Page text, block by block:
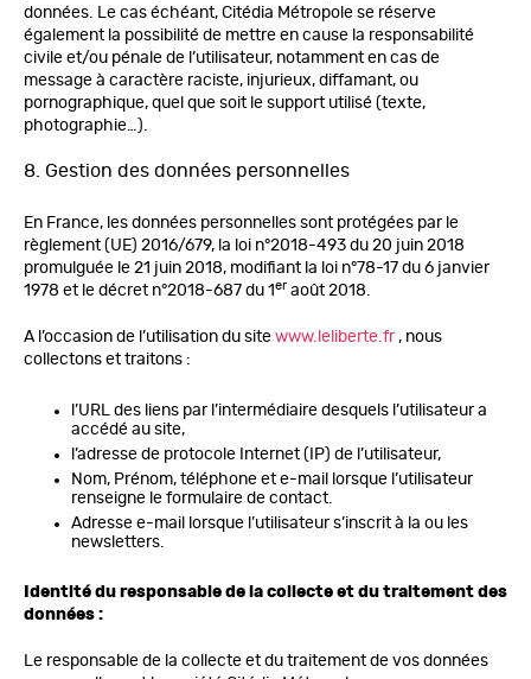
données. Le cas échéant, Citédia Métropole se réserve
également la possibilité de mettre en cause la responsabilité
civile et/ou pénale de l’utilisateur, notamment en cas de
message à caractère raciste, injurieux, diffamant, ou
pornographique, quel que soit le support utilisé (texte,
photographie…).
8. Gestion des données personnelles
En France, les données personnelles sont protégées par le
règlement (UE) 2016/679, la loi n°2018-493 du 20 juin 2018
promulguée le 21 juin 2018, modifiant la loi n°78-17 du 6 janvier
1978 et le décret n°2018-687 du 1 er août 2018.
A l’occasion de l’utilisation du site www.leliberte.fr , nous
collectons et traitons :
l’URL des liens par l’intermédiaire desquels l’utilisateur a
accédé au site,
l’adresse de protocole Internet (IP) de l’utilisateur,
Nom, Prénom, téléphone et e-mail lorsque l’utilisateur
renseigne le formulaire de contact.
Adresse e-mail lorsque l’utilisateur s’inscrit à la ou les
newsletters.
Identité du responsable de la collecte et du traitement des
données :
Le responsable de la collecte et du traitement de vos données